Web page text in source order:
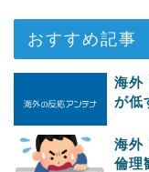
おすすめ記事
海外
が低
海外
倫理